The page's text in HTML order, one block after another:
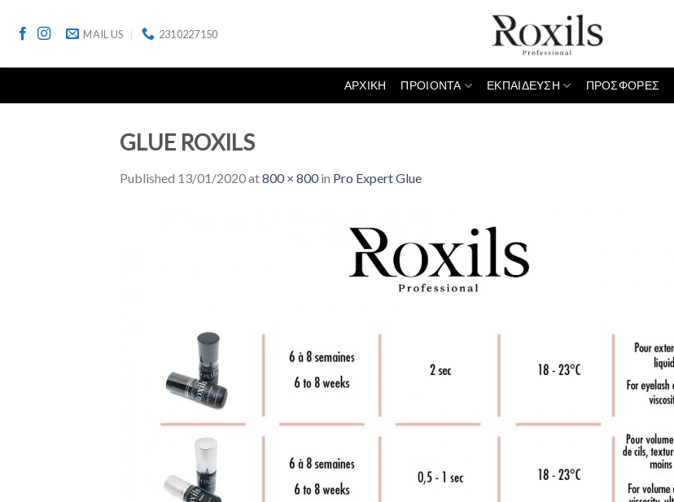
MAIL US 2310227150
ΑΡΧΙΚΗ ΠΡΟΙΟΝΤΑ ΕΚΠΑΙΔΕΥΣΗ ΠΡΟΣΦΟΡΕΣ
GLUE ROXILS
Published 13/01/2020at800 × 800in Pro Expert Glue